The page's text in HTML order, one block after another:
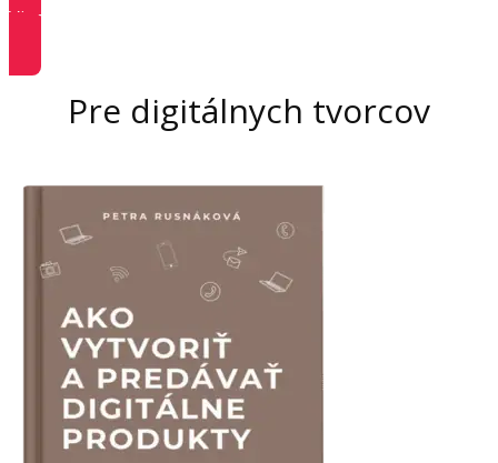
Viac informácií
Pre digitálnych tvorcov